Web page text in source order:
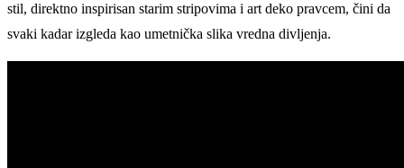
stil, direktno inspirisan starim stripovima i art deko pravcem, čini da
svaki kadar izgleda kao umetnička slika vredna divljenja.